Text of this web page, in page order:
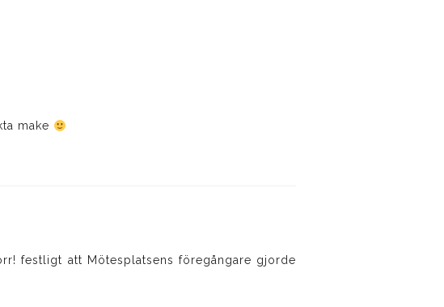
make
festligt att Mötesplatsens föregångare gjorde